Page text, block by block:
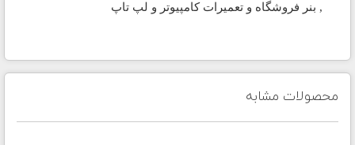
, بنر فروشگاه و تعمیرات کامپیوتر و لپ تاپ
محصولات مشابه